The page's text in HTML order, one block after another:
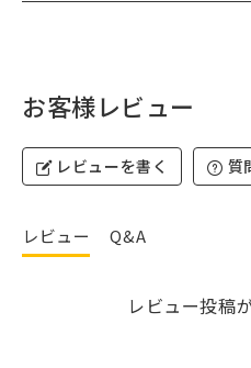
お客様レビュー
レビューを書く 質
レビュー Q&A
レビュー投稿